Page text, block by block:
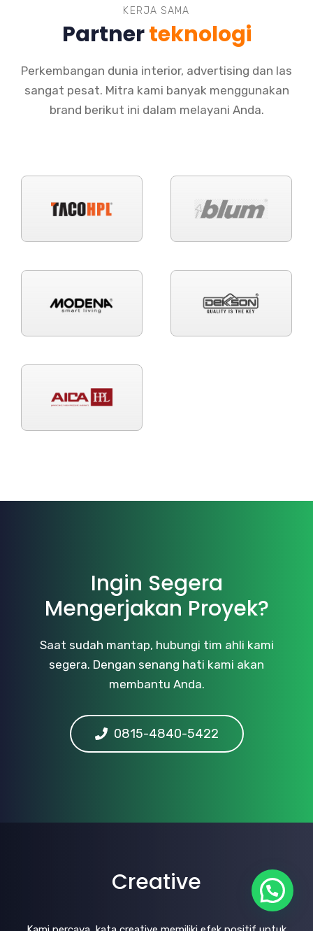
KERJA SAMA
Partnerteknologi
Perkembangan dunia interior, advertising dan las
sangat pesat. Mitra kami banyak menggunakan
brand berikut ini dalam melayani Anda.
Ingin Segera
Mengerjakan Proyek?
Saat sudah mantap, hubungi tim ahli kami
segera. Dengan senang hati kami akan
membantu Anda.
0815-4840-5422
Creative